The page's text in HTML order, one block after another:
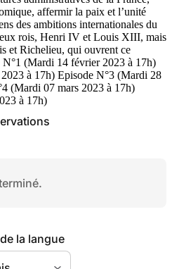
affermir la paix et l’unité
des ambitions internationales du
rois, Henri IV et Louis XIII, mais
et Richelieu, qui ouvrent ce
(Mardi 14 février 2023 à 17h)
à 17h) Episode N°3 (Mardi 28
(Mardi 07 mars 2023 à 17h)
à 17h)